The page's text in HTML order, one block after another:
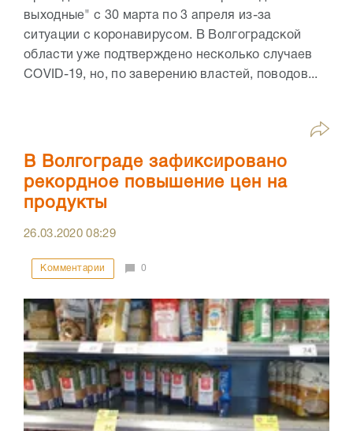
выходные" с 30 марта по 3 апреля из-за
ситуации с коронавирусом. В Волгоградской
области уже подтверждено несколько случаев
COVID-19, но, по заверению властей, поводов...
В Волгограде зафиксировано
рекордное повышение цен на
продукты
26.03.202008:29
Комментарии 0